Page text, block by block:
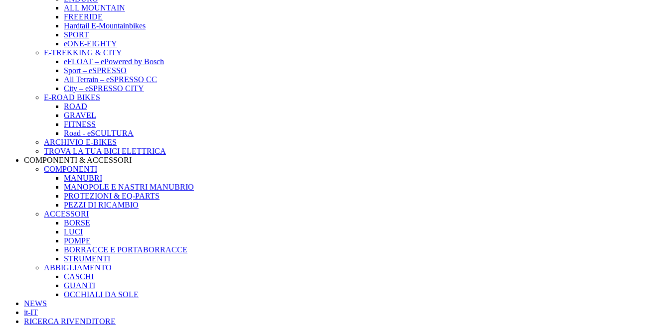
ALL MOUNTAIN
FREERIDE
Hardtail E-Mountainbikes
SPORT
eONE-EIGHTY
E-TREKKING & CITY
eFLOAT – ePowered by Bosch
Sport – eSPRESSO
All Terrain – eSPRESSO CC
City – eSPRESSO CITY
E-ROAD BIKES
ROAD
GRAVEL
FITNESS
Road - eSCULTURA
ARCHIVIO E-BIKES
TROVA LA TUA BICI ELETTRICA
COMPONENTI & ACCESSORI
COMPONENTI
MANUBRI
MANOPOLE E NASTRI MANUBRIO
PROTEZIONI & EQ-PARTS
PEZZI DI RICAMBIO
ACCESSORI
BORSE
LUCI
POMPE
BORRACCE E PORTABORRACCE
STRUMENTI
ABBIGLIAMENTO
CASCHI
GUANTI
OCCHIALI DA SOLE
NEWS
it-IT
RICERCA RIVENDITORE